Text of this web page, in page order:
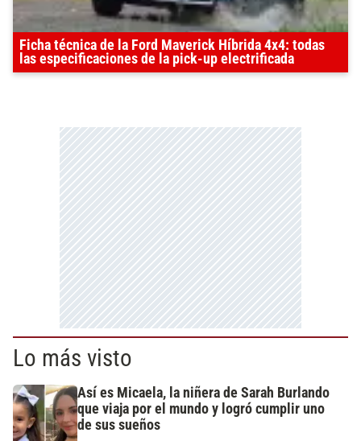
Ficha técnica de la Ford Maverick Híbrida 4x4: todas
las especificaciones de la pick-up electrificada
Lo más visto
Así es Micaela, la niñera de Sarah Burlando
que viaja por el mundo y logró cumplir uno
de sus sueños